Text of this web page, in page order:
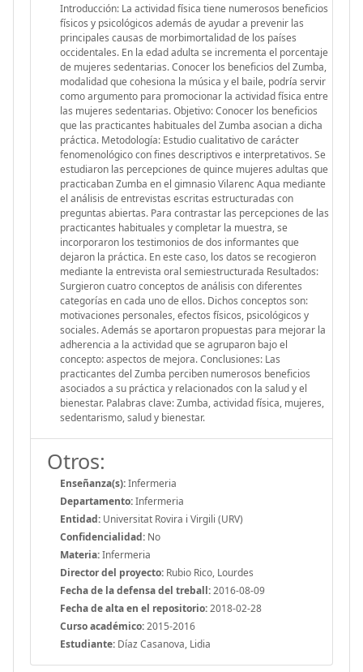
Introducción: La actividad física tiene numerosos beneficios
físicos y psicológicos además de ayudar a prevenir las
principales causas de morbimortalidad de los países
occidentales. En la edad adulta se incrementa el porcentaje
de mujeres sedentarias. Conocer los beneficios del Zumba,
modalidad que cohesiona la música y el baile, podría servir
como argumento para promocionar la actividad física entre
las mujeres sedentarias. Objetivo: Conocer los beneficios
que las practicantes habituales del Zumba asocian a dicha
práctica. Metodología: Estudio cualitativo de carácter
fenomenológico con fines descriptivos e interpretativos. Se
estudiaron las percepciones de quince mujeres adultas que
practicaban Zumba en el gimnasio Vilarenc Aqua mediante
el análisis de entrevistas escritas estructuradas con
preguntas abiertas. Para contrastar las percepciones de las
practicantes habituales y completar la muestra, se
incorporaron los testimonios de dos informantes que
dejaron la práctica. En este caso, los datos se recogieron
mediante la entrevista oral semiestructurada Resultados:
Surgieron cuatro conceptos de análisis con diferentes
categorías en cada uno de ellos. Dichos conceptos son:
motivaciones personales, efectos físicos, psicológicos y
sociales. Además se aportaron propuestas para mejorar la
adherencia a la actividad que se agruparon bajo el
concepto: aspectos de mejora. Conclusiones: Las
practicantes del Zumba perciben numerosos beneficios
asociados a su práctica y relacionados con la salud y el
bienestar. Palabras clave: Zumba, actividad física, mujeres,
sedentarismo, salud y bienestar.
Otros:
Enseñanza(s):Infermeria
Departamento:Infermeria
Entidad: Universitat Rovira i Virgili (URV)
Confidencialidad: No
Materia:Infermeria
Director del proyecto: Rubio Rico, Lourdes
Fecha de la defensa del treball:2016-08-09
Fecha de alta en el repositorio:2018-02-28
Curso académico:2015-2016
Estudiante: Díaz Casanova, Lidia